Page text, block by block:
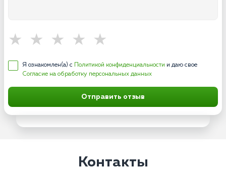
Я ознакомлен(а) с Политикой конфиденциальности и даю свое
Согласие на обработку персональных данных
Отправить отзыв
Контакты